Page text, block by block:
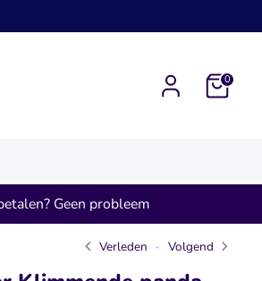
0
Geen probleem
Verleden Volgend